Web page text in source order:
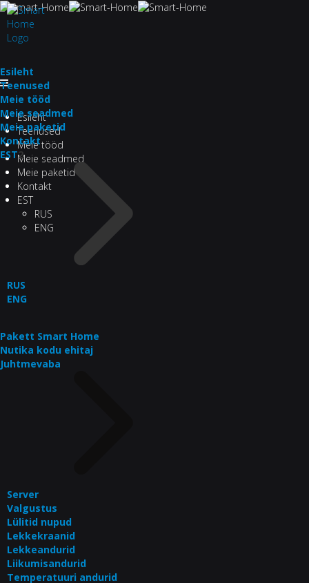
Esileht
Teenused
Meie tööd
Meie seadmed
Meie paketid
Kontakt
EST
RUS
ENG
Esileht
Teenused
Meie tööd
Meie seadmed
Meie paketid
Kontakt
EST2
RUS
ENG
Pakett Smart Home
Nutika kodu ehitaj
Juhtmevaba
Server
Valgustus
Lülitid nupud
Lekkekraanid
Lekkeandurid
Liikumisandurid
Temperatuuri andurid